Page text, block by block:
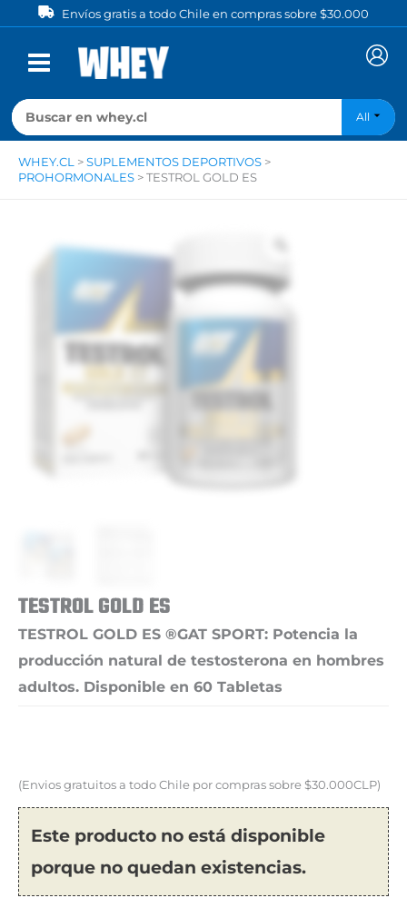
al
contenido
Envíos gratis a todo Chile en compras sobre $30.000
All
WHEY.CL > SUPLEMENTOS DEPORTIVOS >
PROHORMONALES > TESTROL GOLD ES
TESTROL GOLD ES
TESTROL GOLD ES ®️GAT SPORT: Potencia la
producción natural de testosterona en hombres
adultos. Disponible en 60 Tabletas
(Envios gratuitos a todo Chile por compras sobre $30.000CLP)
Este producto no está disponible
porque no quedan existencias.